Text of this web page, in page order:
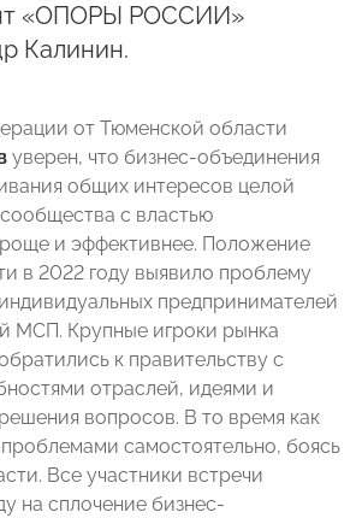
«ОПОРЫ РОССИИ»
Калинин.
от Тюменской области
уверен, что бизнес-объединения
общих интересов целой
с властью
и эффективнее. Положение
в 2022 году выявило проблему
предпринимателей
МСП. Крупные игроки рынка
к правительству с
отраслей, идеями и
вопросов. В то время как
самостоятельно, боясь
Все участники встречи
на сплочение бизнес-